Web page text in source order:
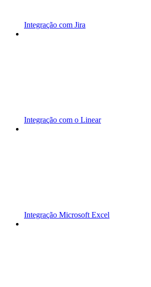
Integração com Jira
Integração com o Linear
Integração Microsoft Excel